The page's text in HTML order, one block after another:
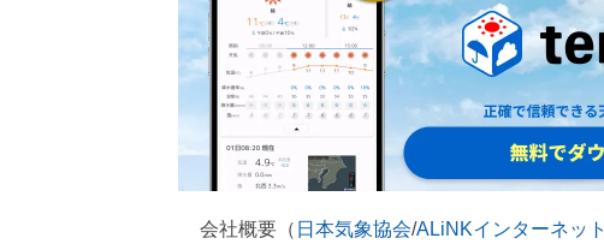
会社概要（ 日本気象協会/ALiNKインターネット